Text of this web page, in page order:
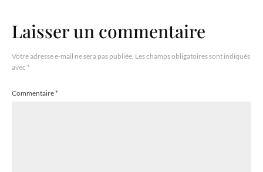
Laisser un commentaire
Votre adresse e-mail ne sera pas publiée. Les champs obligatoires sont indiqués
avec *
Commentaire*